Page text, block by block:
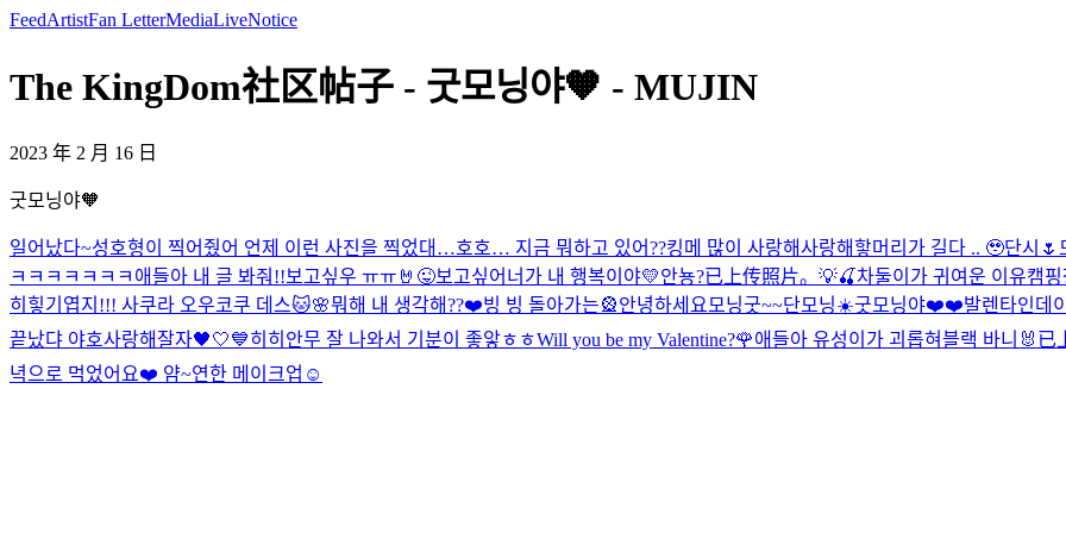
FeedArtistFan LetterMediaLiveNotice
The KingDom社区帖子 - 굿모닝야🧡 - MUJIN
2023 年 2 月 16 日
굿모닝야🧡
일어났다~성호형이 찍어줬어 언제 이런 사진을 찍었대…호호… 지금 뭐하고 있어??킹메 많이 사랑해사랑해핳머리가 길다 .. 🥹단시🌷
ㅋㅋㅋㅋㅋㅋㅋ애들아 내 글 봐줘!!보고싶우 ㅠㅠ 🤘 😜보고싶어 너가 내 행복이야💛안뇽?已上传照片。 💡🍒차둘이가 귀여운 이유캠
히힣기엽지!!! 사쿠라 오우코쿠 데스🐱🌸뭐해 내 생각해??❤️빙 빙 돌아가는🎡안녕하세요 모닝굿~~단모닝☀️굿모닝야❤️❤️발렌타인데
끝났댜 야호사랑해잘자🖤🤍💙히히 안무 잘 나와서 기분이 좋앟ㅎㅎWill you be my Valentine?🌹애들아 유성이가 괴롭혀블랙 바니🐰 已
녁으로 먹었어요❤️ 얌~연한 메이크업☺️